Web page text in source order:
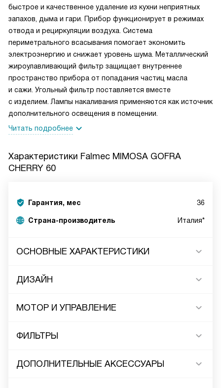
быстрое и качественное удаление из кухни неприятных
запахов, дыма и гари. Прибор функционирует в режимах
отвода и рециркуляции воздуха. Система
периметрального всасывания помогает экономить
электроэнергию и снижает уровень шума. Металлический
жироулавливающий фильтр защищает внутреннее
пространство прибора от попадания частиц масла
и сажи. Угольный фильтр поставляется вместе
с изделием. Лампы накаливания применяются как источник
дополнительного освещения в помещении.
Читать подробнее
Характеристики Falmec MIMOSA GOFRA
CHERRY 60
Гарантия, мес 36
Страна-производитель Италия*
ОСНОВНЫЕ ХАРАКТЕРИСТИКИ
ДИЗАЙН
МОТОР И УПРАВЛЕНИЕ
ФИЛЬТРЫ
ДОПОЛНИТЕЛЬНЫЕ АКСЕССУАРЫ